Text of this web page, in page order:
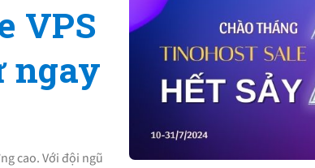
VPS
ngay
cao. Với đội ngũ